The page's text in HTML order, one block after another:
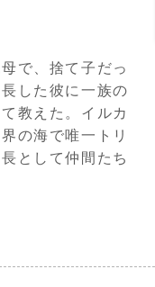
で、捨て子だっ
した彼に一族の
教えた。イルカ
の海で唯一トリ
として仲間たち